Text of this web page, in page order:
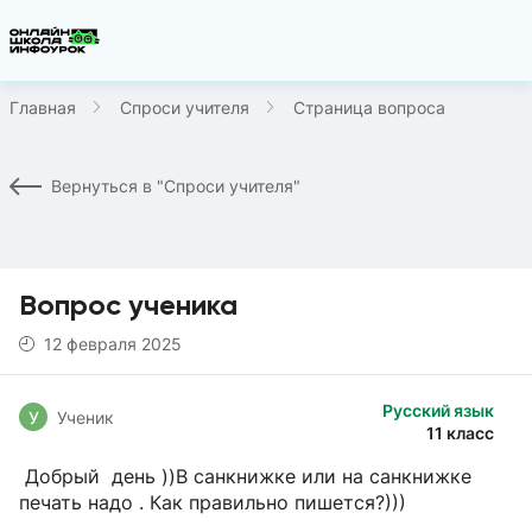
Главная Спроси учителя Страница вопроса
Вернуться в "Спроси учителя"
Вопрос ученика
12 февраля 2025
Русский язык
11 класс
У Ученик
Добрый день ))В санкнижке или на санкнижке
печать надо . Как правильно пишется?)))